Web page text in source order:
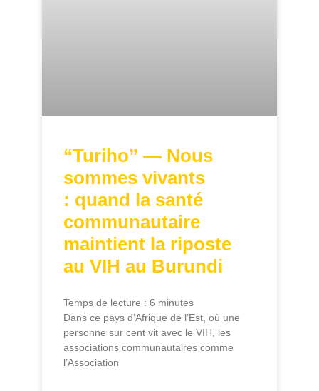
“Turiho” — Nous
sommes vivants
: quand la santé
communautaire
maintient la riposte
au VIH au Burundi
Temps de lecture : 6 minutes
Dans ce pays d’Afrique de l’Est, où une
personne sur cent vit avec le VIH, les
associations communautaires comme
l’Association